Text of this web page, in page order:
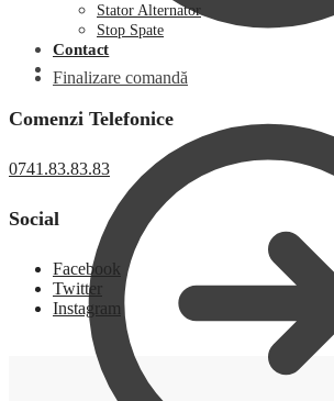
Finalizare comandă
Stator Alternator
Stop Spate
Contact
Comenzi Telefonice
0741.83.83.83
Social
Facebook
Twitter
Instagram